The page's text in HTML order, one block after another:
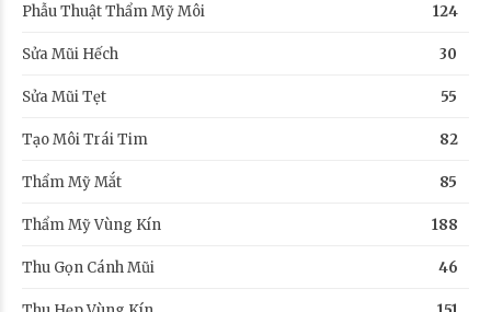
Phẫu Thuật Thẩm Mỹ Môi 124
Sửa Mũi Hếch 30
Sửa Mũi Tẹt 55
Tạo Môi Trái Tim 82
Thẩm Mỹ Mắt 85
Thẩm Mỹ Vùng Kín 188
Thu Gọn Cánh Mũi 46